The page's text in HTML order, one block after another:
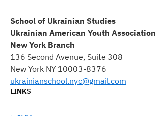
School of Ukrainian Studies
Ukrainian American Youth Association
New York Branch
136 Second Avenue, Suite 308
New York NY 10003-8376
ukrainianschool.nyc@gmail.com
LINKS